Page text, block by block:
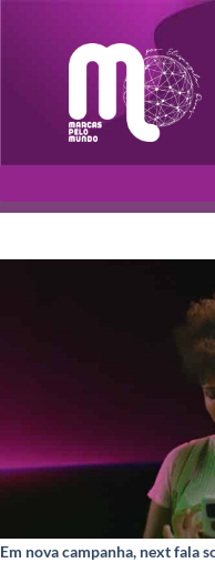
Em nova campanha, next fala